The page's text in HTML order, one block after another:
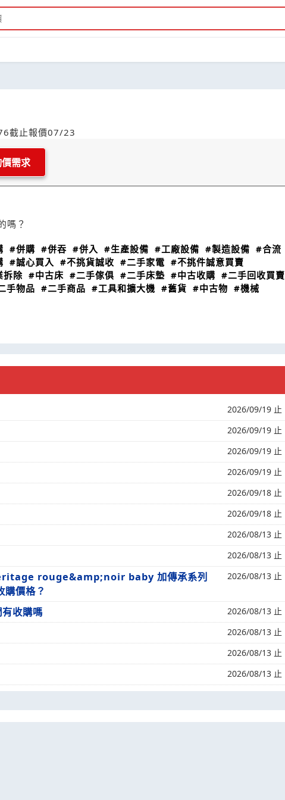
截止報價07/23
需求
嗎？
#併購 #併吞 #併入 #生產設備 #工廠設備 #製造設備 #合流
#誠心買入 #不挑貨誠收 #二手家電 #不挑件誠意買賣
拆除 #中古床 #二手傢俱 #二手床墊 #中古收購 #二手回收買賣
手物品 #二手商品 #工具和擴大機 #舊貨 #中古物 #機械
2026/09/19 止
2026/09/19 止
2026/09/19 止
2026/09/19 止
2026/09/18 止
2026/09/18 止
2026/08/13 止
2026/08/13 止
rouge&amp;noir baby 加傳承系列
購價格？
2026/08/13 止
收購嗎 2026/08/13 止
2026/08/13 止
2026/08/13 止
2026/08/13 止